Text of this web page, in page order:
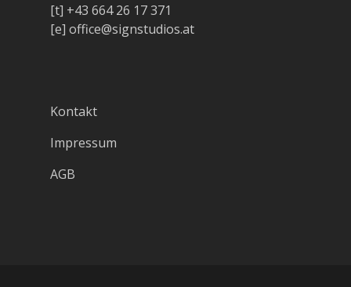
[t] +43 664 26 17 371
[e] office@signstudios.at
Kontakt
Impressum
AGB